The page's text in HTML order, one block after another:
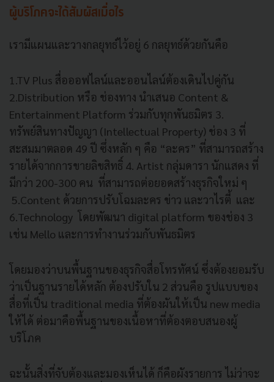
ผู้บริโภคจะได้สัมผัสเมื่อไร
เรามีแผนและวางกลยุทธ์ไว้อยู่ 6 กลยุทธ์ด้วยกันคือ
1.TV Plus สื่อออฟไลน์และออนไลน์ต้องเดินไปคู่กัน
2.Distribution หรือ ช่องทาง นำเสนอ Content &
Entertainment Platform ร่วมกับทุกพันธมิตร 3.
ทรัพย์สินทางปัญญา (Intellectual Property) ช่อง 3 ที่
สะสมมาตลอด 49 ปี ซึ่งหลัก ๆ คือ “ละคร” ที่สามารถสร้าง
รายได้จากการขายลิขสิทธิ์ 4. Artist กลุ่มดารา นักแสดง ที่
มีกว่า 200-300 คน ที่สามารถต่อยอดสร้างธุรกิจใหม่ ๆ
5.Content ด้วยการปรับโฉมละคร ข่าว และวาไรตี้ และ
6.Technology โดยพัฒนา digital platform ของช่อง 3
เช่น Mello และการทำงานร่วมกับพันธมิตร
โดยมองว่าบนพื้นฐานของธุรกิจสื่อโทรทัศน์ ซึ่งต้องยอมรับ
ว่าเป็นฐานรายได้หลัก ต้องปรับใน 2 ส่วนคือ รูปแบบของ
สื่อที่เป็น traditional media ที่ต้องผันให้เป็น new media
ให้ได้ ต่อมาคือพื้นฐานของเนื้อหาที่ต้องตอบสนองผู้
บริโภค
ฉะนั้นสิ่งที่จับต้องและมองเห็นได้ ก็คือผังรายการ ไม่ว่าจะ